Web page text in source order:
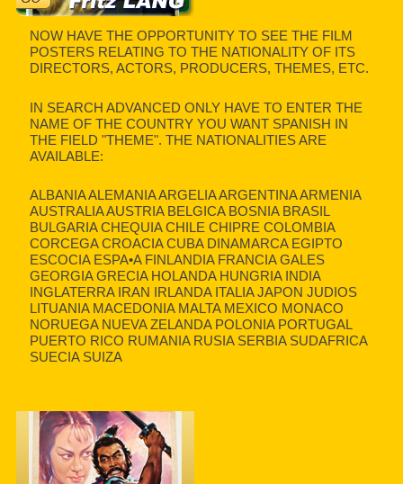
NOW HAVE THE OPPORTUNITY TO SEE THE FILM
POSTERS RELATING TO THE NATIONALITY OF ITS
DIRECTORS, ACTORS, PRODUCERS, THEMES, ETC.
IN SEARCH ADVANCED ONLY HAVE TO ENTER THE
NAME OF THE COUNTRY YOU WANT SPANISH IN
THE FIELD "THEME". THE NATIONALITIES ARE
AVAILABLE:
ALBANIA ALEMANIA ARGELIA ARGENTINA ARMENIA
AUSTRALIA AUSTRIA BELGICA BOSNIA BRASIL
BULGARIA CHEQUIA CHILE CHIPRE COLOMBIA
CORCEGA CROACIA CUBA DINAMARCA EGIPTO
ESCOCIA ESPA•A FINLANDIA FRANCIA GALES
GEORGIA GRECIA HOLANDA HUNGRIA INDIA
INGLATERRA IRAN IRLANDA ITALIA JAPON JUDIOS
LITUANIA MACEDONIA MALTA MEXICO MONACO
NORUEGA NUEVA ZELANDA POLONIA PORTUGAL
PUERTO RICO RUMANIA RUSIA SERBIA SUDAFRICA
SUECIA SUIZA